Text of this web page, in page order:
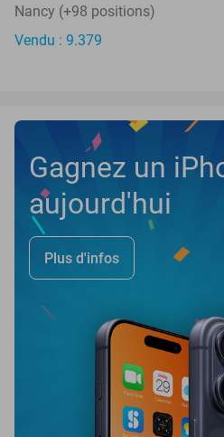
Nancy (+98 positions)
Vendu : 9.379
Gagnez un
aujourd'hui
Plus d'infos